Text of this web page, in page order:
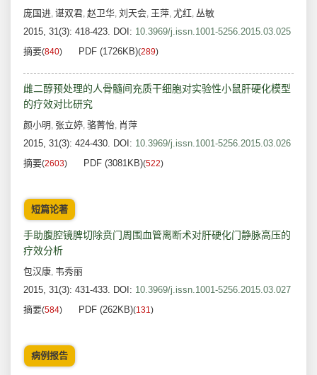
庞国进, 谌双君, 赵卫华, 刘天会, 王萍, 尤红, 丛敏
2015, 31(3): 418-423. DOI: 10.3969/j.issn.1001-5256.2015.03.025
摘要(840) PDF (1726KB)(289)
雌二醇预处理的人骨髓间充质干细胞对实验性小鼠肝硬化模型
的疗效对比研究
颜小明 , 张立婷, 骆菁怡, 肖萍
2015, 31(3): 424-430. DOI: 10.3969/j.issn.1001-5256.2015.03.026
摘要(2603) PDF (3081KB)(522)
短篇论著
手助腹腔镜脾切除贲门周围血管离断术对肝硬化门静脉高压的
疗效分析
包汉康, 韦秀丽
2015, 31(3): 431-433. DOI: 10.3969/j.issn.1001-5256.2015.03.027
摘要(584) PDF (262KB)(131)
病例报告